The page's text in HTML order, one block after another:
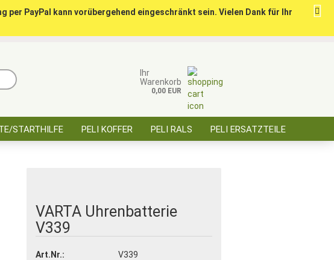
Passwort
Passwort vergessen?
Bitte
Ihr
Warenkorb
0,00 EUR
per PayPal kann vorübergehend eingeschränkt sein. Vielen Dank für Ihr
STARTHILFE PELI KOFFER PELI RALS PELI ERSATZTEILE
VARTA Uhrenbatterie
V339
Art.Nr.:
V339